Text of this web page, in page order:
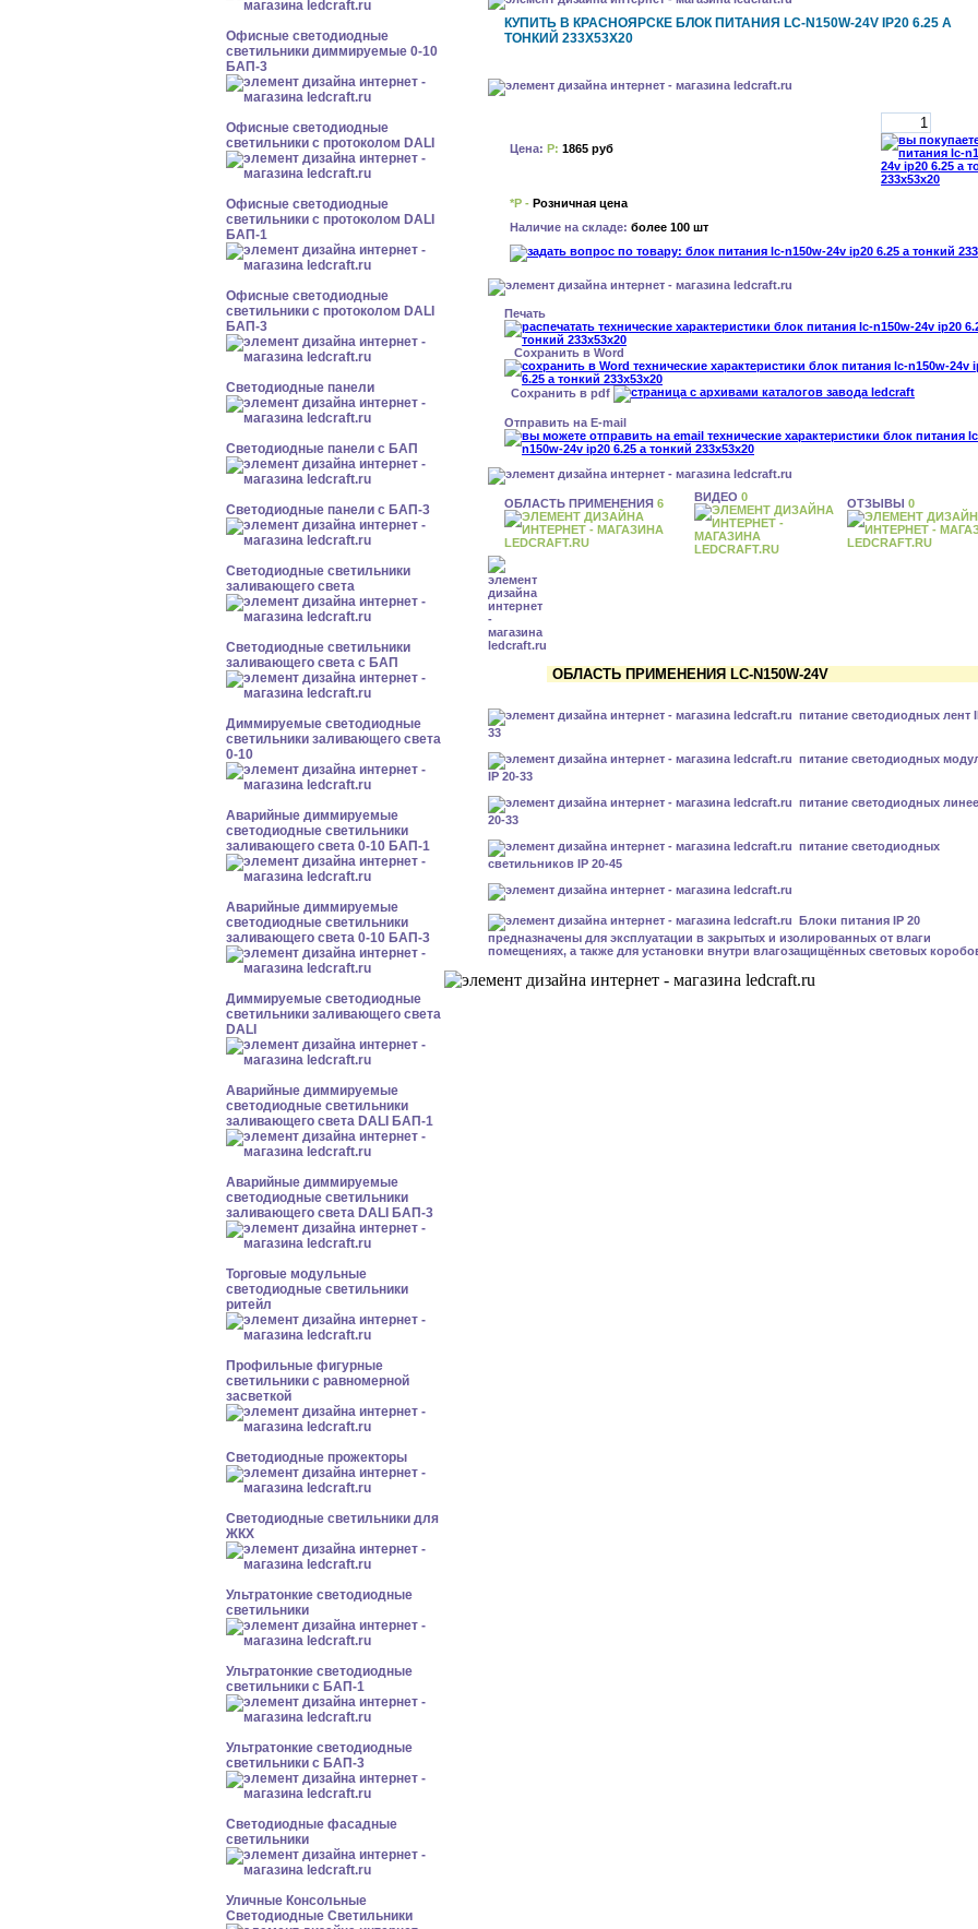
Офисные светодиодные
светильники диммируемые 0-10
БАП-3
Офисные светодиодные
светильники с протоколом DALI
Офисные светодиодные
светильники с протоколом DALI
БАП-1
Офисные светодиодные
светильники с протоколом DALI
БАП-3
Cветодиодные панели
Cветодиодные панели с БАП
Cветодиодные панели с БАП-3
Светодиодные светильники
заливающего света
Светодиодные светильники
заливающего света с БАП
Диммируемые светодиодные
светильники заливающего света
0-10
Аварийные диммируемые
светодиодные светильники
заливающего света 0-10 БАП-1
Аварийные диммируемые
светодиодные светильники
заливающего света 0-10 БАП-3
Диммируемые светодиодные
светильники заливающего света
DALI
Аварийные диммируемые
светодиодные светильники
заливающего света DALI БАП-1
Аварийные диммируемые
светодиодные светильники
заливающего света DALI БАП-3
Торговые модульные
светодиодные светильники
ритейл
Профильные фигурные
светильники с равномерной
засветкой
Светодиодные прожекторы
Светодиодные светильники для
ЖКХ
Ультратонкие светодиодные
светильники
Ультратонкие светодиодные
светильники с БАП-1
Ультратонкие светодиодные
светильники с БАП-3
Светодиодные фасадные
светильники
Уличные Консольные
Светодиодные Светильники
КУПИТЬ В КРАСНОЯРСКЕ БЛОК ПИТАНИЯ LC-N150W-24V IP20 6.25 А
ТОНКИЙ 233X53X20
Цена: Р: 1865 руб
*Р - Розничная цена
Наличие на складе: более 100 шт
Печать
Сохранить в Word
Сохранить в pdf
Отправить на E-mail
ОБЛАСТЬ ПРИМЕНЕНИЯ 6 ВИДЕО 0 ОТЗЫВЫ 0
ОБЛАСТЬ ПРИМЕНЕНИЯ LC-N150W-24V
питание светодиодных лент
33
питание светодиодных
IP 20-33
питание светодиодных
20-33
питание светодиодных
светильников IP 20-45
Блоки питания IP 20
предназначены для эксплуатации в закрытых и изолированных от влаги
помещениях, а также для установки внутри влагозащищённых световых